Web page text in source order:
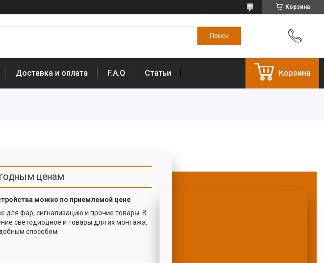
Корзина
Доставка и оплата F.A.Q Статьи Корзина
ценам
можно по приемлемой цене
для фар, сигнализацию и прочие товары. В
светодиодное и товары для их монтажа.
способом.